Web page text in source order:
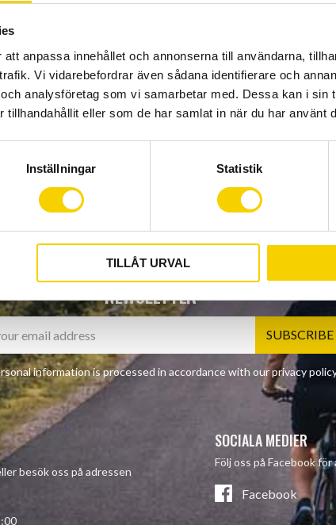
anpassa innehållet och annonserna till användarna,
Vi vidarebefordrar även sådana identifierare och
analysföretag som vi samarbetar med. Dessa kan i sin
tillhandahållit eller som de har samlat in när du har använt
Inställningar Statistik
TILLÅT URVAL
Extreme Pedal BMX 1/2
Dirt/Bmx-Freestyle med
gjutna pinns.
NEWSLETTER
SUBSCRIBE
information is processed in accordance with ourprivacy policy
besök oss på adressen
SOCIALA MEDIER
Följ oss på Facebook
Facebook